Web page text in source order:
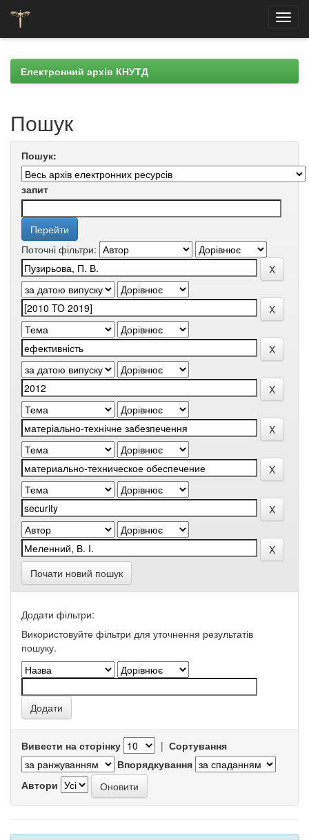
navigationЕлектронний архів КНУТД
Пошук
Пошук:
запит
Поточні фільтри:
Почати новий пошук
Додати фільтри:
Використовуйте фільтри для уточнення результатів
пошуку.
Вивести на сторінку | Сортування
Впорядкування
Автори